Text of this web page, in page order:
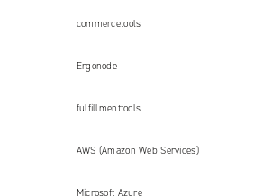
commercetools
Ergonode
fulfillmenttools
AWS (Amazon Web Services)
Microsoft Azure